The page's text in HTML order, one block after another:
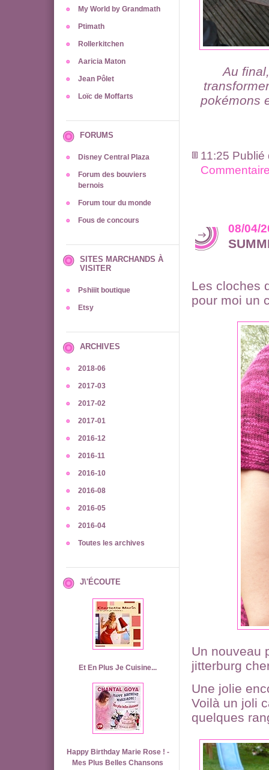
My World by Grandmath
Ptimath
Rollerkitchen
Aaricia Maton
Jean Pôlet
Loïc de Moffarts
FORUMS
Disney Central Plaza
Forum des bouviers
bernois
Forum tour du monde
Fous de concours
SITES MARCHANDS À
VISITER
Pshiiit boutique
Etsy
ARCHIVES
2018-06
2017-03
2017-02
2017-01
2016-12
2016-11
2016-10
2016-08
2016-05
2016-04
Toutes les archives
J\'ÉCOUTE
Et En Plus Je Cuisine...
Happy Birthday Marie Rose ! -
Mes Plus Belles Chansons
Au
pokémons
11:25
08/04/
Les cloches
pour moi un
Un nouveau
jitterburg
Une jolie
Voilà un joli
quelques